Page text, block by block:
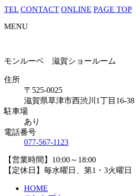
TEL CONTACT ONLINE PAGE TOP
MENU
モンルーベ 滋賀ショールーム
住所
〒525-0025
滋賀県草津市西渋川1丁目16-38
駐車場
あり
電話番号
077-567-1123
【営業時間】10:00～18:00
【定休日】毎水曜日、第1・3火曜日
HOME